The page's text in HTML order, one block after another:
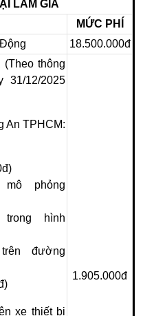
LÂM GIA
MỨC PHÍ
18.500.000đ
(Theo thông
31/12/2025
An TPHCM:
phỏng
hình
đường
xe thiết bị
1.905.000đ